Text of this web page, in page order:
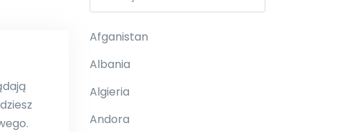
Afganistan
Albania
Algieria
Andora